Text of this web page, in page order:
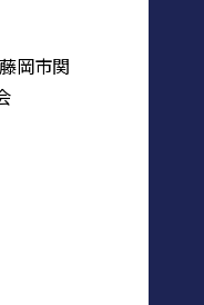
岡市関